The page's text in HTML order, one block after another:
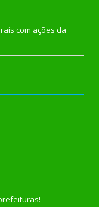
com ações da
!